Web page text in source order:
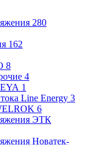
280
162
8
4
1
Line Energy 3
6
ЭТК
Новатек-